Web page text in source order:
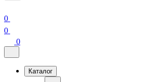
0
0
0
Каталог